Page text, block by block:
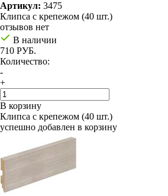
Артикул: 3475
Клипса с крепежом (40 шт.)
отзывов нет
В наличии
710 РУБ.
Количество:
-
+
В корзину
Клипса с крепежом (40 шт.)
успешно добавлен в корзину